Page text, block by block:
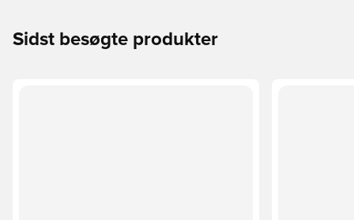
Sidst besøgte produkter